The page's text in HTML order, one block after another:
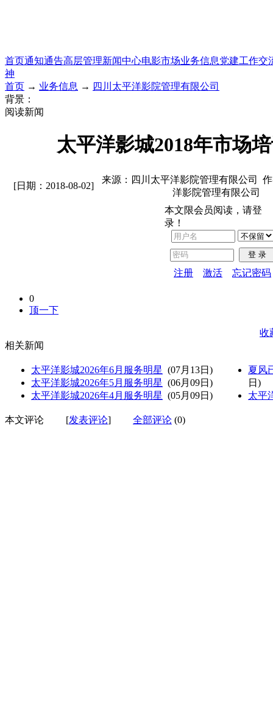
首页通知通告高层管理新闻中心电影市场业务信息党建工作交
神
首页 → 业务信息 → 四川太平洋影院管理有限公司
背景：
阅读新闻
太平洋影城2018年市场
[日期：2018-08-02]
来源：四川太平洋影院管理有限公司
洋影院管理有限公司
本文限会员阅读，请登
录！
登 录
注册 激活 忘记密码
0
顶一下
收
相关新闻
太平洋影城2026年6月服务明星 (07月13日)
太平洋影城2026年5月服务明星 (06月09日)
太平洋影城2026年4月服务明星 (05月09日)
夏风
日)
太平
本文评论 [发表评论] 全部评论 (0)